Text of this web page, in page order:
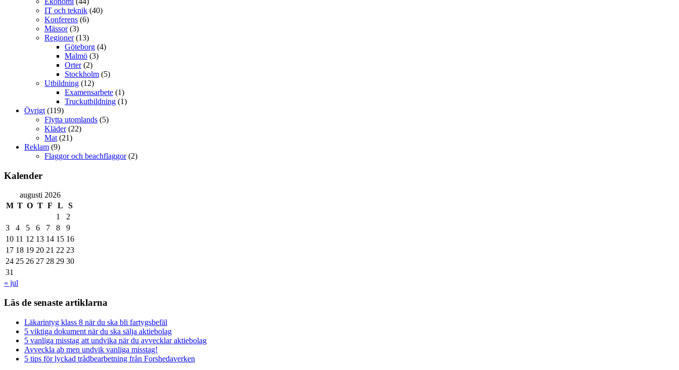
IT och teknik (40)
Konferens (6)
Mässor(3)
Regioner(13)
Göteborg (4)
Malmö (3)
Orter(2)
Stockholm (5)
Utbildning (12)
Examensarbete (1)
Truckutbildning (1)
Övrigt (119)
Flytta utomlands (5)
Kläder(22)
Mat (21)
Reklam (9)
Flaggor och beachflaggor(2)
Kalender
augusti 2026
M T O T F L
S
1
2
3
4 5 6 7 8
9
10 11 12 13 14 15 16
17 18 19 20 21 22 23
24 25 26 27 28 29 30
31
« jul
Läs de senaste artiklarna
Läkarintyg klass 8 när du ska bli fartygsbefäl
5 viktiga dokument när du ska sälja aktiebolag
5 vanliga misstag att undvika när du avvecklar aktiebolag
Avveckla ab men undvik vanliga misstag!
5 tips för lyckad trådbearbetning från Forshedaverken